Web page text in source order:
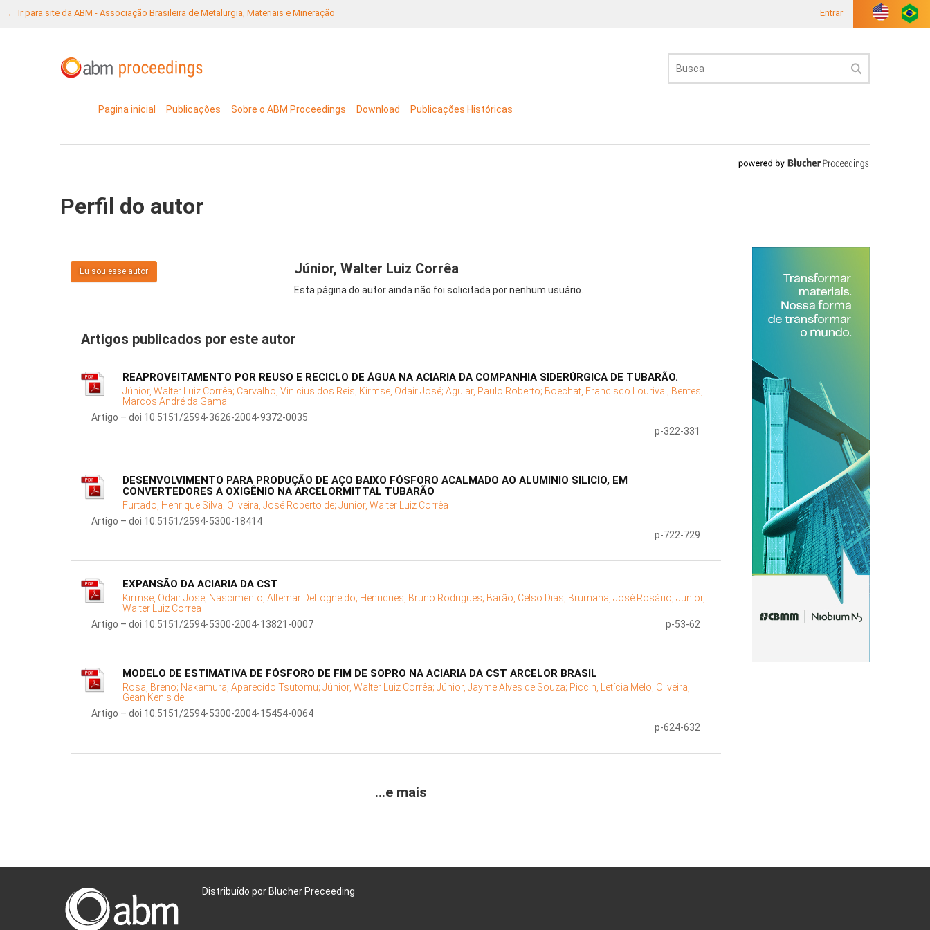
← Ir para site da ABM - Associação Brasileira de Metalurgia, Materiais e Mineração Entrar
Pagina inicial Publicações Sobre o ABM Proceedings Download Publicações Históricas
Perfil do autor
Eu sou esse autor Júnior, Walter Luiz Corrêa
Esta página do autor ainda não foi solicitada por nenhum usuário.
Artigos publicados por este autor
REAPROVEITAMENTO POR REUSO E RECICLO DE ÁGUA NA ACIARIA DA COMPANHIA SIDERÚRGICA DE TUBARÃO.
Júnior, Walter Luiz Corrêa; Carvalho, Vinicius dos Reis; Kirmse, Odair José; Aguiar, Paulo Roberto; Boechat, Francisco Lourival; Bentes,
Marcos André da Gama
Artigo – doi 10.5151/2594-3626-2004-9372-0035
p-322-331
DESENVOLVIMENTO PARA PRODUÇÃO DE AÇO BAIXO FÓSFORO ACALMADO AO ALUMINIO SILICIO, EM
CONVERTEDORES A OXIGÊNIO NA ARCELORMITTAL TUBARÃO
Furtado, Henrique Silva; Oliveira, José Roberto de; Junior, Walter Luiz Corrêa
Artigo – doi 10.5151/2594-5300-18414
p-722-729
EXPANSÃO DA ACIARIA DA CST
Kirmse, Odair José; Nascimento, Altemar Dettogne do; Henriques, Bruno Rodrigues; Barão, Celso Dias; Brumana, José Rosário; Junior,
Walter Luiz Correa
Artigo – doi 10.5151/2594-5300-2004-13821-0007
p-53-62
MODELO DE ESTIMATIVA DE FÓSFORO DE FIM DE SOPRO NA ACIARIA DA CST ARCELOR BRASIL
Rosa, Breno; Nakamura, Aparecido Tsutomu; Júnior, Walter Luiz Corrêa; Júnior, Jayme Alves de Souza; Piccin, Letícia Melo; Oliveira,
Gean Kenis de
Artigo – doi 10.5151/2594-5300-2004-15454-0064
p-624-632
...e mais
Distribuído por Blucher Preceeding